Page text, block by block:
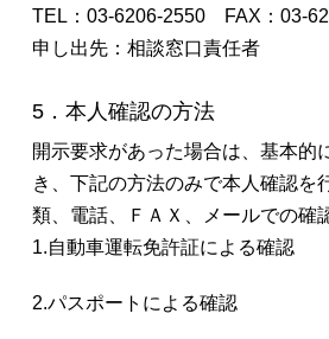
TEL：03-6206-2550 FAX：03-
申し出先：相談窓口責任者
5．本人確認の方法
開示要求があった場合は、基本的
き、下記の方法のみで本人確認を
類、電話、ＦＡＸ、メールでの確
1.自動車運転免許証による確認
2.パスポートによる確認